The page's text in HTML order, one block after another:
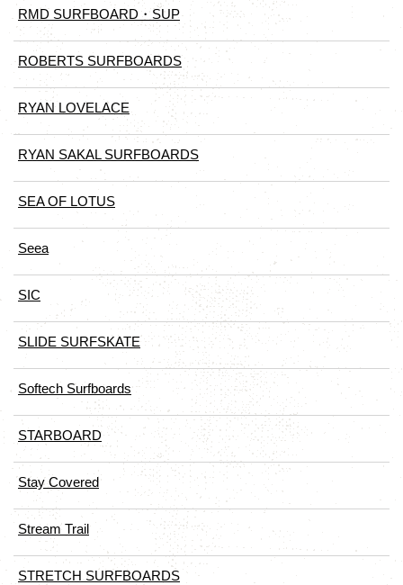
RMD SURFBOARD・SUP
ROBERTS SURFBOARDS
RYAN LOVELACE
RYAN SAKAL SURFBOARDS
SEA OF LOTUS
Seea
SIC
SLIDE SURFSKATE
Softech Surfboards
STARBOARD
Stay Covered
Stream Trail
STRETCH SURFBOARDS